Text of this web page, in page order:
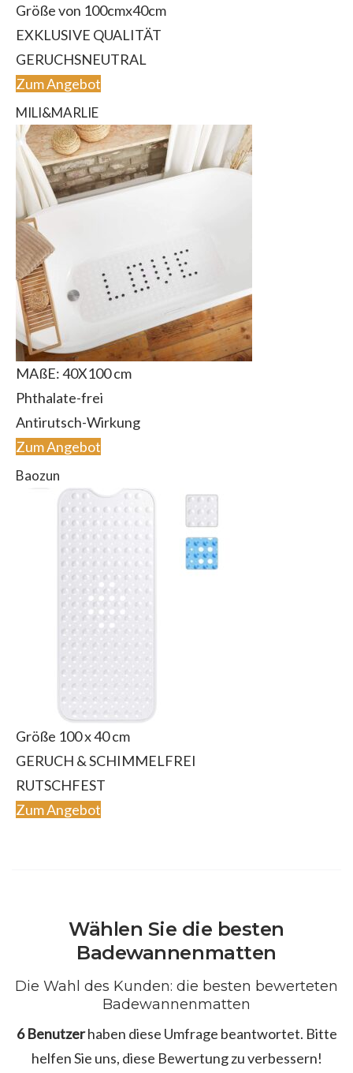
Größe von 100cmx40cm
EXKLUSIVE QUALITÄT
GERUCHSNEUTRAL
Zum Angebot
MILI&MARLIE
MAßE: 40X100 cm
Phthalate-frei
Antirutsch-Wirkung
Zum Angebot
Baozun
Größe 100 x 40 cm
GERUCH & SCHIMMELFREI
RUTSCHFEST
Zum Angebot
Wählen Sie die besten
Badewannenmatten
Die Wahl des Kunden: die besten bewerteten
Badewannenmatten
6 Benutzerhaben diese Umfrage beantwortet. Bitte
helfen Sie uns, diese Bewertung zu verbessern!